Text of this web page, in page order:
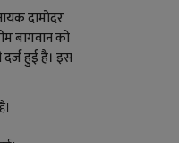
दामोदर
बागवान को
हुई है। इस